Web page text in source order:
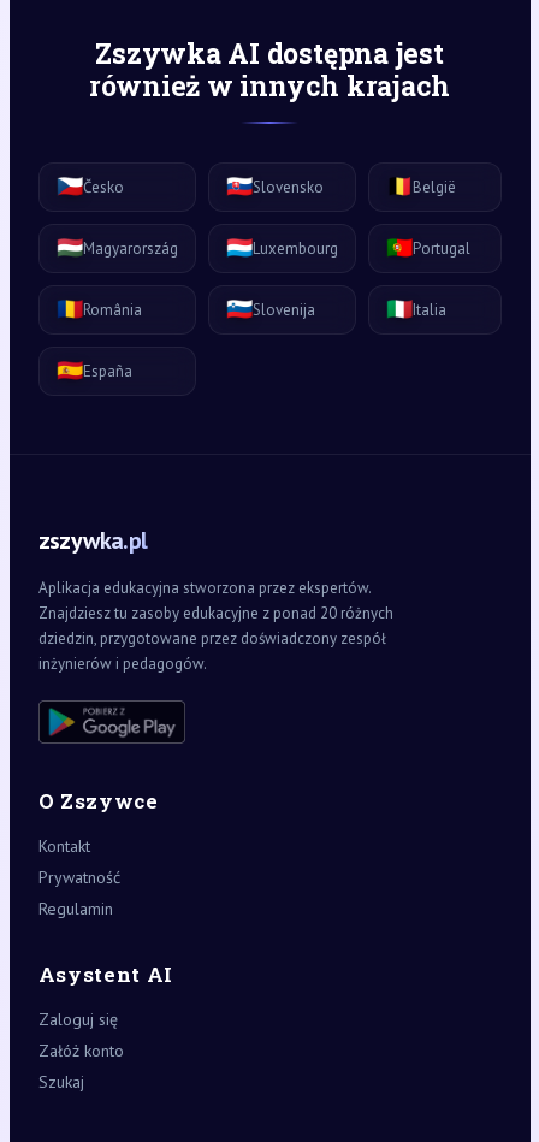
Zszywka AI dostępna jest
również w innych krajach
🇨🇿Česko 🇸🇰Slovensko 🇧🇪België
🇭🇺Magyarország 🇱🇺Luxembourg 🇵🇹Portugal
🇷🇴România 🇸🇮Slovenija 🇮🇹Italia
🇪🇸España
zszywka.pl
Aplikacja edukacyjna stworzona przez ekspertów.
Znajdziesz tu zasoby edukacyjne z ponad 20 różnych
dziedzin, przygotowane przez doświadczony zespół
inżynierów i pedagogów.
O Zszywce
Kontakt
Prywatność
Regulamin
Asystent AI
Zaloguj się
Załóż konto
Szukaj